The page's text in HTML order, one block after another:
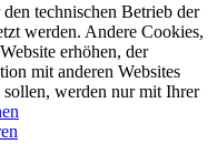
technischen Betrieb der
werden. Andere Cookies,
erhöhen, der
mit anderen Websites
werden nur mit Ihrer